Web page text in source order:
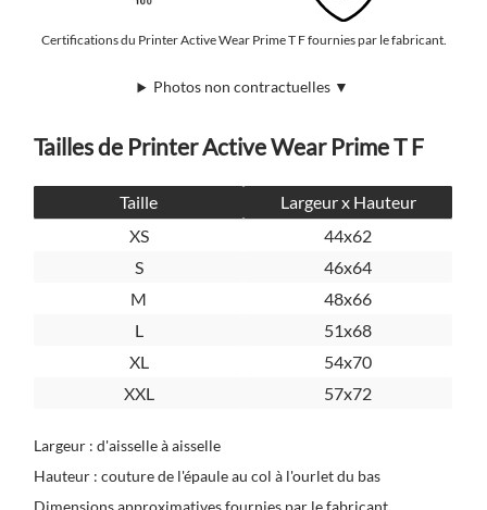
Certifications du Printer Active Wear Prime T F fournies par le fabricant.
Photos non contractuelles ▼
Tailles de Printer Active Wear Prime T F
Taille
Largeur x Hauteur
XS
44x62
S
46x64
M
48x66
L
51x68
XL
54x70
XXL
57x72
Largeur : d'aisselle à aisselle
Hauteur : couture de l'épaule au col à l'ourlet du bas